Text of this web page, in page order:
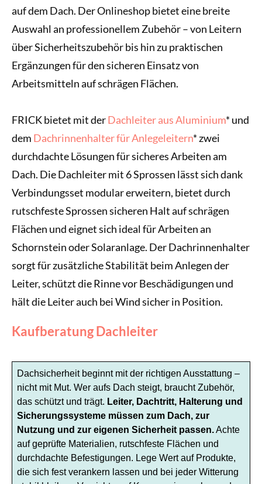
auf dem Dach. Der Onlineshop bietet eine breite
Auswahl an professionellem Zubehör – von Leitern
über Sicherheitszubehör bis hin zu praktischen
Ergänzungen für den sicheren Einsatz von
Arbeitsmitteln auf schrägen Flächen.
FRICK bietet mit derDachleiter aus Aluminium* und
dem Dachrinnenhalter für Anlegeleitern* zwei
durchdachte Lösungen für sicheres Arbeiten am
Dach. Die Dachleiter mit 6 Sprossen lässt sich dank
Verbindungsset modular erweitern, bietet durch
rutschfeste Sprossen sicheren Halt auf schrägen
Flächen und eignet sich ideal für Arbeiten an
Schornstein oder Solaranlage. Der Dachrinnenhalter
sorgt für zusätzliche Stabilität beim Anlegen der
Leiter, schützt die Rinne vor Beschädigungen und
hält die Leiter auch bei Wind sicher in Position.
Kaufberatung Dachleiter
Dachsicherheit beginnt mit der richtigen Ausstattung –
nicht mit Mut. Wer aufs Dach steigt, braucht Zubehör,
das schützt und trägt. Leiter, Dachtritt, Halterung und
Sicherungssysteme müssen zum Dach, zur
Nutzung und zur eigenen Sicherheit passen.Achte
auf geprüfte Materialien, rutschfeste Flächen und
durchdachte Befestigungen. Lege Wert auf Produkte,
die sich fest verankern lassen und bei jeder Witterung